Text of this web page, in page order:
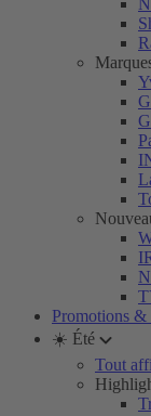
Promotions &
☀️ Été
Tout